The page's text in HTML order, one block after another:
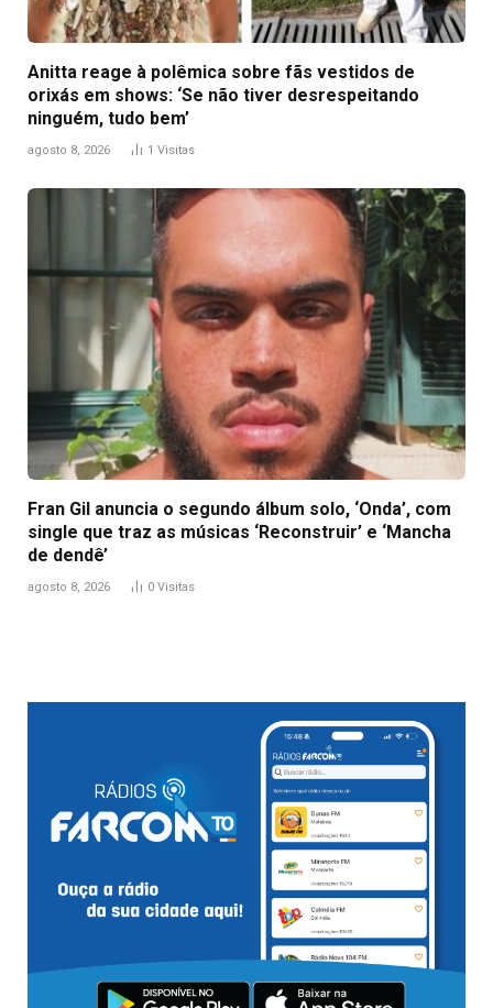
Anitta reage à polêmica sobre fãs vestidos de
orixás em shows: ‘Se não tiver desrespeitando
ninguém, tudo bem’
agosto 8, 2026 1 Visitas
Fran Gil anuncia o segundo álbum solo, ‘Onda’, com
single que traz as músicas ‘Reconstruir’ e ‘Mancha
de dendê’
agosto 8, 2026 0 Visitas